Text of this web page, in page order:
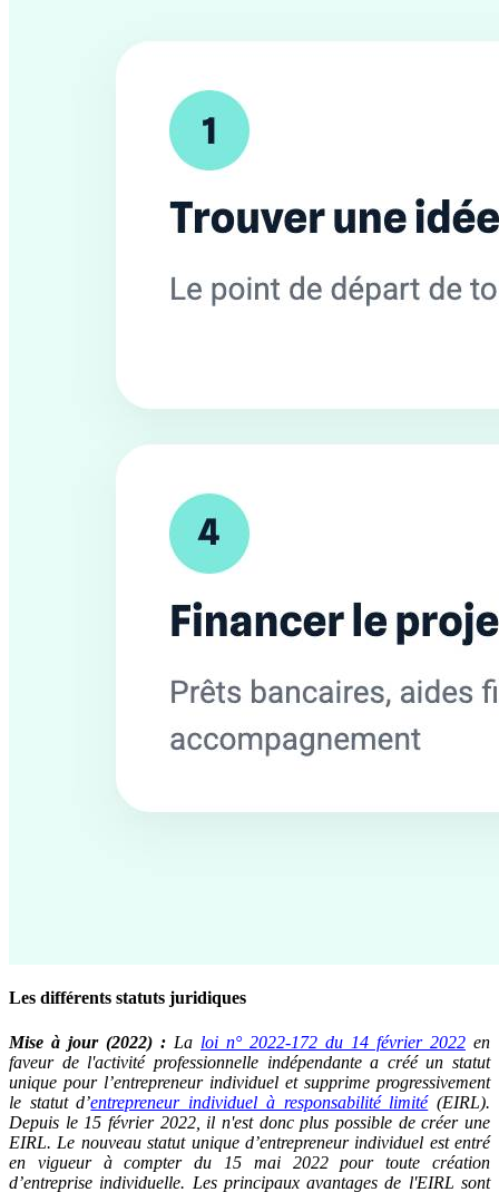
Les différents statuts juridiques
Mise à jour (2022) : La loi n° 2022-172 du 14 février 2022 en
faveur de l'activité professionnelle indépendante a créé un statut
unique pour l’entrepreneur individuel et supprime progressivement
le statut d’entrepreneur individuel à responsabilité limité(EIRL).
Depuis le 15 février 2022, il n'est donc plus possible de créer une
EIRL. Le nouveau statut unique d’entrepreneur individuel est entré
en vigueur à compter du 15 mai 2022 pour toute création
d’entreprise individuelle. Les principaux avantages de l'EIRL sont